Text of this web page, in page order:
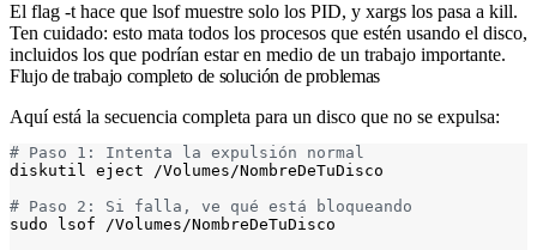
El flag -t hace que lsofmuestre solo los PID, y xargs los pasa a kill.
Ten cuidado: esto mata todos los procesos que estén usando el disco,
incluidos los que podrían estar en medio de un trabajo importante.
Flujo de trabajo completo de solución de problemas
Aquí está la secuencia completa para un disco que no se expulsa:
# Paso 1: Intenta la expulsión normal
# Paso 2: Si falla, ve qué está bloqueando